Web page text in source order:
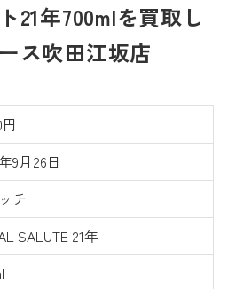
21年700mlを買取し
ス吹田江坂店
9月26日
チ
SALUTE 21年